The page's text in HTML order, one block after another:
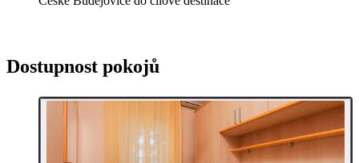
Dostupnost pokojů